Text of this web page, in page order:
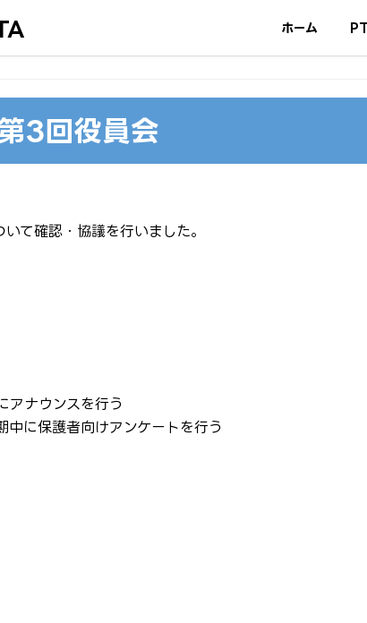
ホーム
3回役員会
て確認・協議を行いました。
アナウンスを行う
中に保護者向けアンケートを行う